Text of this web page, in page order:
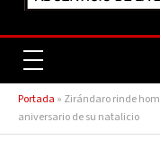
Portada » Zirándaro rinde
aniversario de su natalicio